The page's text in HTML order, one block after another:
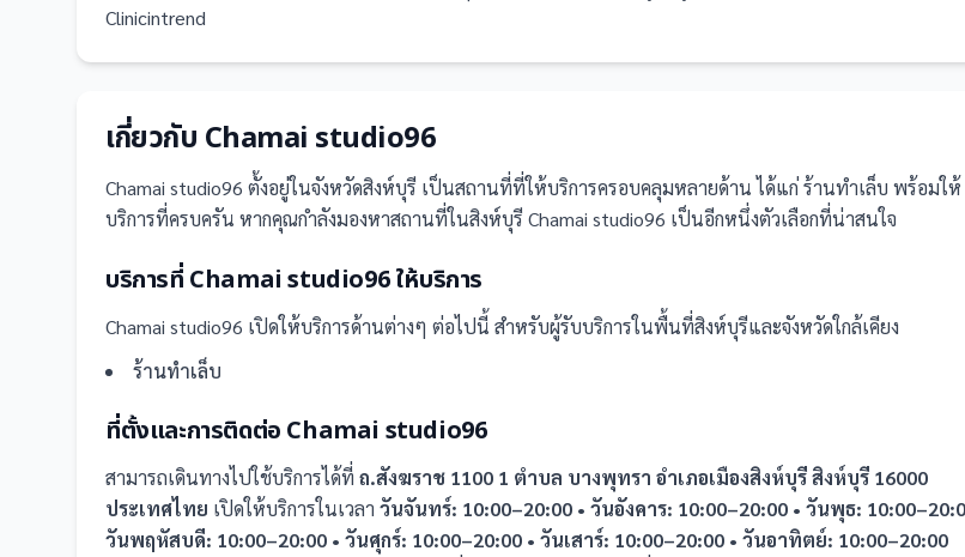
Clinicintrend
เกี่ยวกับ Chamai studio96
Chamai studio96 ตั้งอยู่ในจังหวัดสิงห์บุรี เป็นสถานที่ที่ให้บริการครอบคลุมหลายด้าน ได้แก่ ร้านทำเล็บ พร้อมให้
บริการที่ครบครัน หากคุณกำลังมองหาสถานที่ในสิงห์บุรี Chamai studio96 เป็นอีกหนึ่งตัวเลือกที่น่าสนใจ
บริการที่ Chamai studio96ให้บริการ
Chamai studio96 เปิดให้บริการด้านต่างๆ ต่อไปนี้ สำหรับผู้รับบริการในพื้นที่สิงห์บุรีและจังหวัดใกล้เคียง
ร้านทำเล็บ
ที่ตั้งและการติดต่อ Chamai studio96
สามารถเดินทางไปใช้บริการได้ที่ ถ.สังฆราช 1100 1 ตำบล บางพุทรา อำเภอเมืองสิงห์บุรี สิงห์บุรี 16000
ประเทศไทย เปิดให้บริการในเวลา วันจันทร์: 10:00–20:00 • วันอังคาร: 10:00–20:00 • วันพุธ:
วันพฤหัสบดี: 10:00–20:00 • วันศุกร์: 10:00–20:00 • วันเสาร์: 10:00–20:00 • วันอาทิตย์: 10:00–20:00